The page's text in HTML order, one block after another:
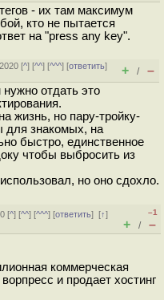
- их там максимум
кто не пытается
на "press any key".
[^] [^^] [^^^] [ответить]
+ / –
отдать это
жизнь, но пару-тройку-
для знакомых, на
быстро, единственное
чтобы выбросить из
но оно сдохло.
[^] [^^] [^^^] [ответить][↑]
–1
+ / –
коммерческая
и продает хостинг